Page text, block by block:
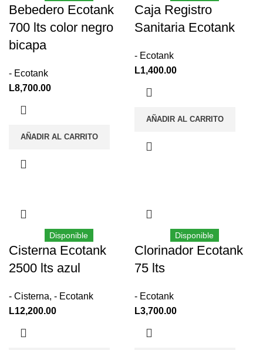
Bebedero Ecotank
700 lts color negro
bicapa
- Ecotank
L8,700.00
AÑADIR AL CARRITO
Caja Registro
Sanitaria Ecotank
- Ecotank
L1,400.00
AÑADIR AL CARRITO
Disponible
Cisterna Ecotank
2500 lts azul
- Cisterna, - Ecotank
L12,200.00
Disponible
Clorinador Ecotank
75 lts
- Ecotank
L3,700.00